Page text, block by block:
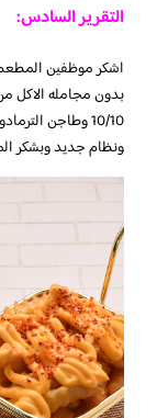
التقرير السادس:
اشكر موظفين
بدون مجامله الاكل
ونظام جديد وبشكر